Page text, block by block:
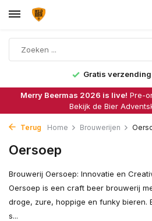
Gratis verzending
Merry Beermas 2026 is live! Pre-
Bekijk de Bier
Terug Home Brouwerijen
Oersoep
Brouwerij Oersoep: Innovatie en
Oersoep is een craft beer brouwerij
droge, zure, hoppige en funky bieren.
s...